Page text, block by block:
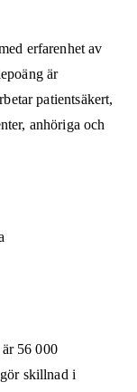
erfarenhet av
är
patientsäkert,
anhöriga och
56 000
skillnad i